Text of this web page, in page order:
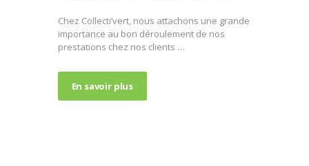
Chez Collecti’vert, nous attachons une grande
importance au bon déroulement de nos
prestations chez nos clients …
En savoir plus